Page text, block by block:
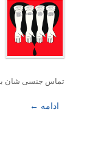
تماس جنسی شان با
ادامه ←